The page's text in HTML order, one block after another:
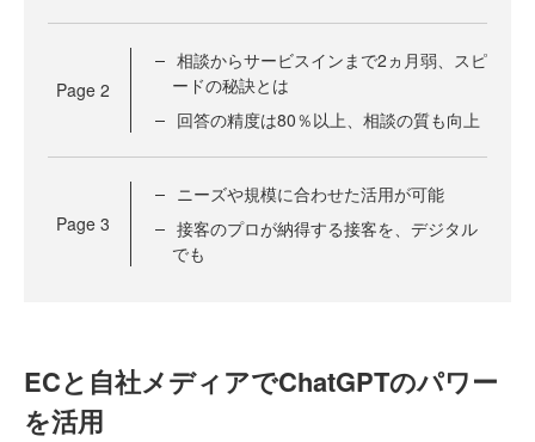
Page 2
相談からサービスインまで2ヵ月弱、スピ
ードの秘訣とは
回答の精度は80％以上、相談の質も向上
Page 3
ニーズや規模に合わせた活用が可能
接客のプロが納得する接客を、デジタル
でも
ECと自社メディアでChatGPTのパワー
を活用